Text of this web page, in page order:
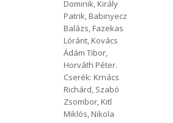
Dominik, Király
Patrik, Babinyecz
Balázs, Fazekas
Lóránt, Kovács
Ádám Tibor,
Horváth Péter.
Cserék: Krnács
Richárd, Szabó
Zsombor, Kitl
Miklós, Nikola